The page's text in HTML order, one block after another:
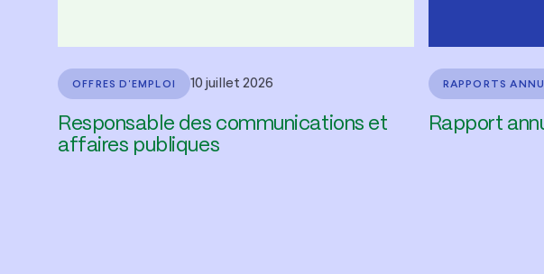
OFFRES D'EMPLOI 10 juillet 2026
Responsable des communications et
affaires publiques
RAPPORTS
Rapport